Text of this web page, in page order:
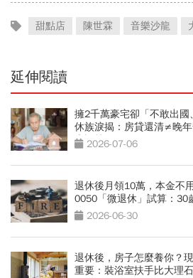
甜點店 陳世霖 音樂沙龍
延伸閱讀
擁2千萬豪宅卻「不敢出
休族淚揭：房貸還清≠晚
大誤算
2026-07-06
退休後月領10萬，本金不
0050「微退休」試算：30
公開2026-06-30
退休後，房子怎麼養你？
重要：裝浴室扶手比大理